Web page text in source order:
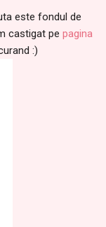
este fondul de
castigat pe pagina
:)